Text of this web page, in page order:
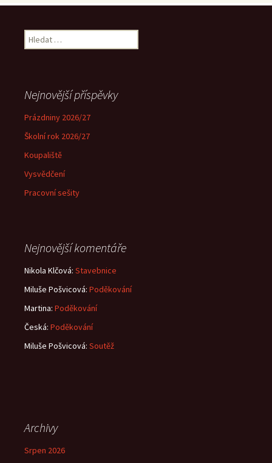
Vyhledávání
Nejnovější příspěvky
Prázdniny 2026/27
Školní rok 2026/27
Koupaliště
Vysvědčení
Pracovní sešity
Nejnovější komentáře
Nikola Klčová: Stavebnice
Miluše Pošvicová: Poděkování
Martina: Poděkování
Česká: Poděkování
Miluše Pošvicová: Soutěž
Archivy
Srpen 2026